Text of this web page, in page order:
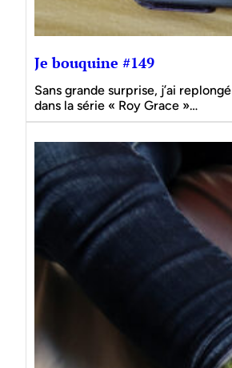
Je bouquine #149
Sans grande surprise, j’ai replongé
dans la série « Roy Grace »…